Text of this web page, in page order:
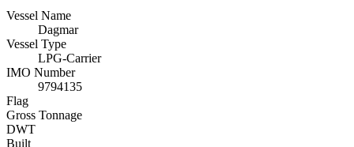
Vessel Name
Dagmar
Vessel Type
LPG-Carrier
IMO Number
9794135
Flag
Gross Tonnage
DWT
Built